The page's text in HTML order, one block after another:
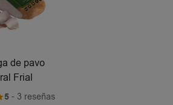
de pavo
Frial
5- 3 reseñas